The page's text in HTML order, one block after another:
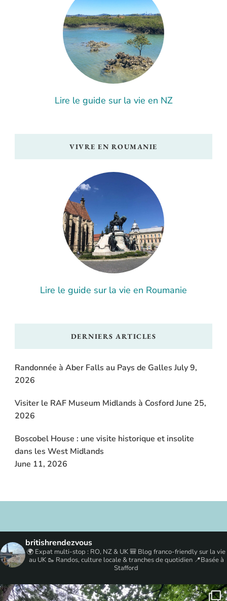
Lire le guide sur la vie en NZ
VIVRE EN ROUMANIE
Lire le guide sur la vie en Roumanie
DERNIERS ARTICLES
Randonnée à Aber Falls au Pays de Galles July 9,
2026
Visiter le RAF Museum Midlands à CosfordJune 25,
2026
Boscobel House : une visite historique et insolite
dans les West Midlands
June 11, 2026
britishrendezvous
🌍 Expat multi-stop : RO, NZ & UK🎒 Blog franco-friendly sur la vie
au UK🥾 Randos, culture locale & tranches de quotidien📍Basée à
Stafford